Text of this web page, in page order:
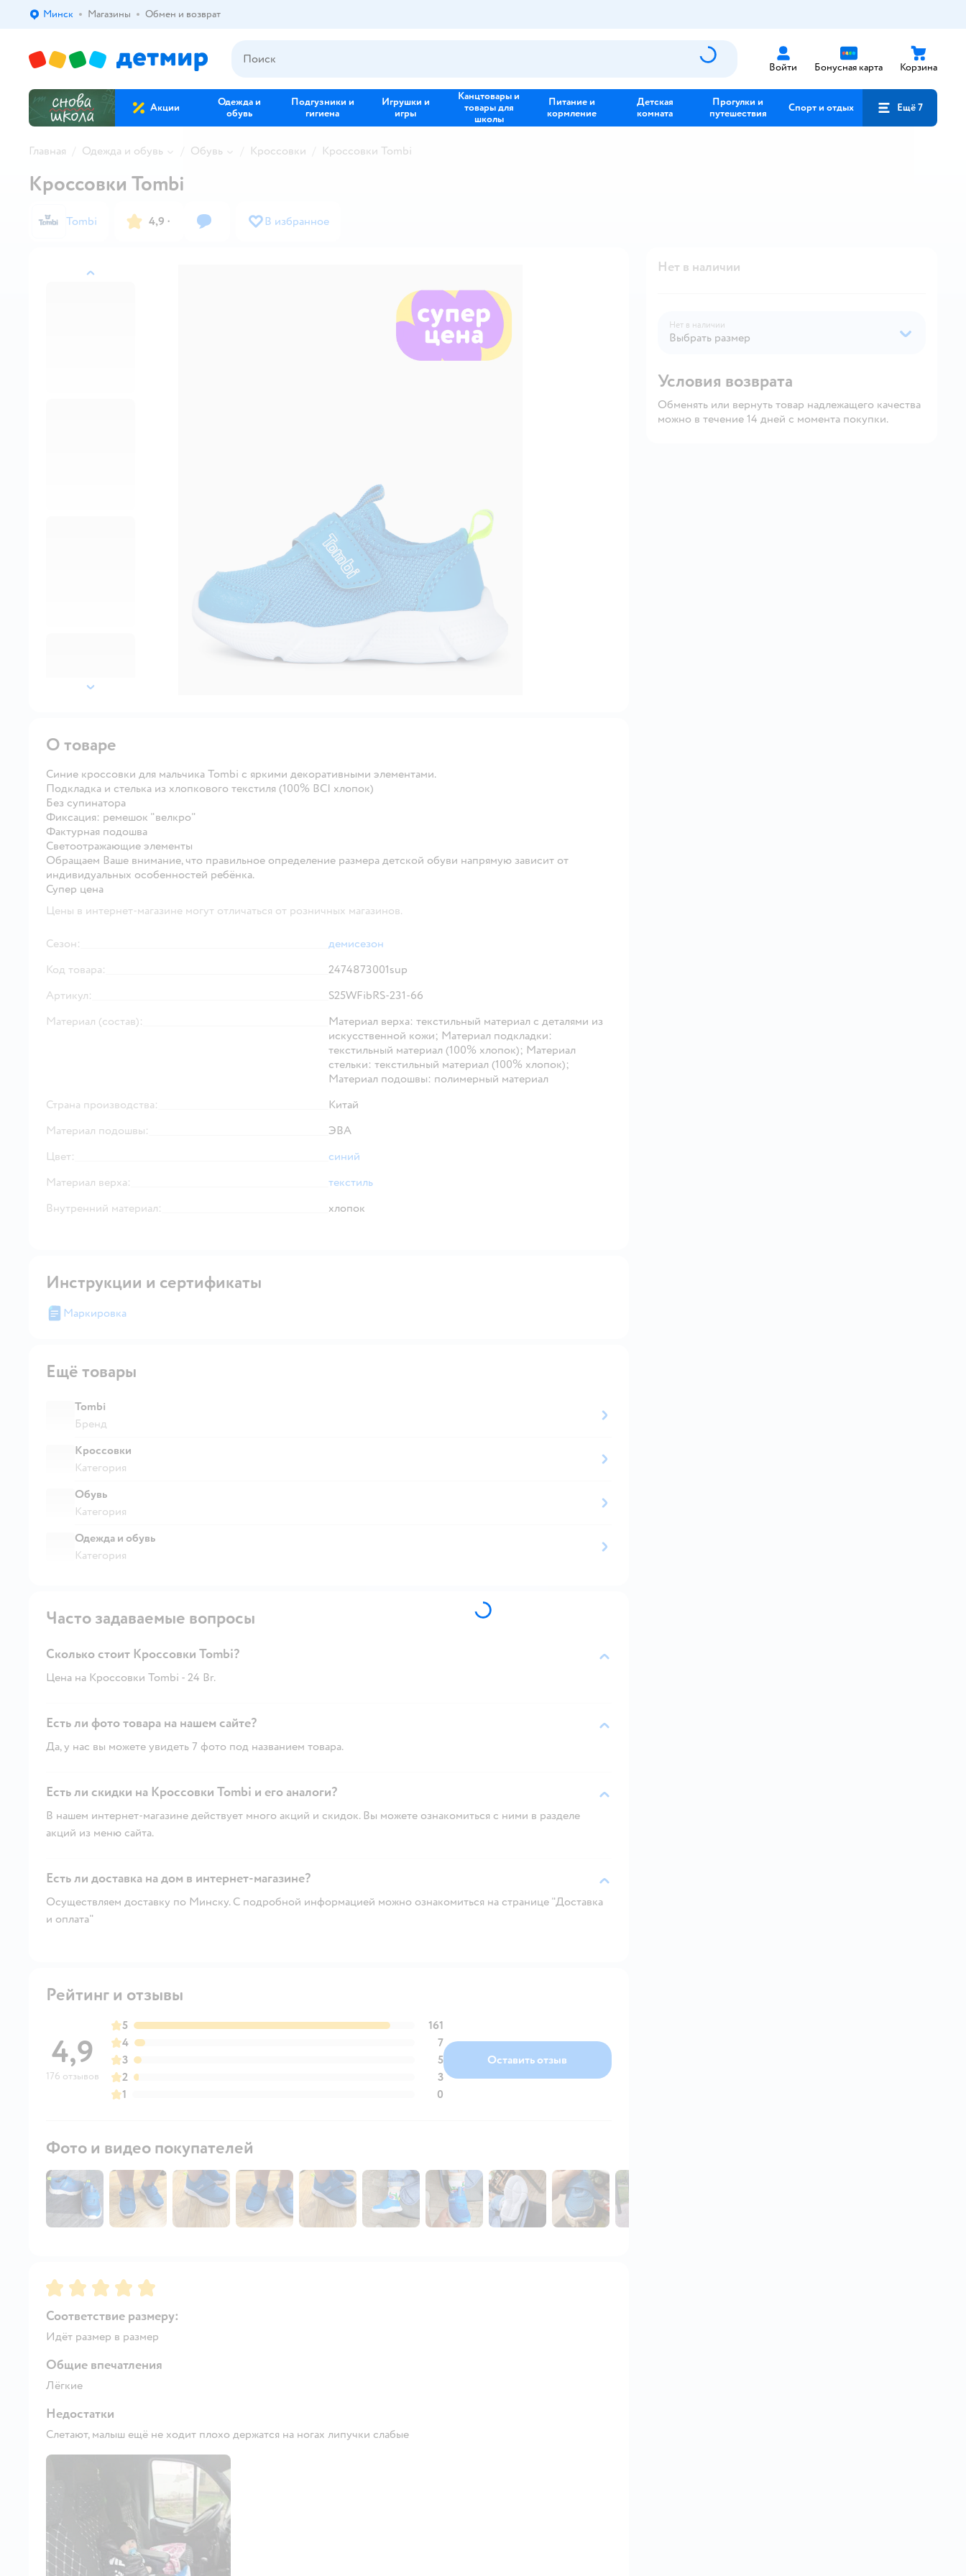
Выбор адреса доставки.
Минск Магазины Обмен и возврат
Войти Бонусная карта Корзина
Акции
Одежда и
обувь
Подгузники и
гигиена
Игрушки и
игры
Канцтовары и
товары для
школы
Питание и
кормление
Детская
комната
Прогулки и
путешествия
Спорт и отдых Ещё 7
Главная Одежда и обувь Обувь Кроссовки Кроссовки Tombi
назад
далее
Кроссовки Tombi
Tombi 4,9 · В избранное
Нет в наличии
Нет в наличии
Выбрать размер
Условия возврата
Обменять или вернуть товар надлежащего качества
можно в течение 14 дней с момента покупки.
О товаре
Синие кроссовки для мальчика Tombi с яркими декоративными элементами.
Подкладка и стелька из хлопкового текстиля (100% BCI хлопок)
Без супинатора
Фиксация: ремешок "велкро"
Фактурная подошва
Светоотражающие элементы
Обращаем Ваше внимание, что правильное определение размера детской обуви напрямую зависит от
индивидуальных особенностей ребёнка.
Супер цена
Цены в интернет-магазине могут отличаться от розничных магазинов.
Сезон:
демисезон
Код товара:
2474873001sup
Артикул:
S25WFibRS-231-66
Материал (состав):
Материал верха: текстильный материал с деталями из
искусственной кожи; Материал подкладки:
текстильный материал (100% хлопок); Материал
стельки: текстильный материал (100% хлопок);
Материал подошвы: полимерный материал
Страна производства:
Китай
Материал подошвы:
ЭВА
Цвет:
синий
Материал верха:
текстиль
Внутренний материал:
хлопок
Инструкции и сертификаты
Маркировка
Ещё товары
Tombi
Бренд
Кроссовки
Категория
Обувь
Категория
Одежда и обувь
Категория
Часто задаваемые вопросы
Сколько стоит Кроссовки Tombi?
Цена на Кроссовки Tombi - 24 Br.
Есть ли фото товара на нашем сайте?
Да, у нас вы можете увидеть 7 фото под названием товара.
Есть ли скидки на Кроссовки Tombi и его аналоги?
В нашем интернет-магазине действует много акций и скидок. Вы можете ознакомиться с ними в разделе
акций из меню сайта.
Есть ли доставка на дом в интернет-магазине?
Осуществляем доставку по Минску. С подробной информацией можно ознакомиться на странице "Доставка
и оплата"
Рейтинг и отзывы
4,9
176 отзывов
5
161
4
7
3
5
2
3
1
0
Оставить отзыв
Фото и видео покупателей
Рейтинг:5
Соответствие размеру:
Идёт размер в размер
Общие впечатления
Лёгкие
Недостатки
Слетают, малыш ещё не ходит плохо держатся на ногах липучки слабые